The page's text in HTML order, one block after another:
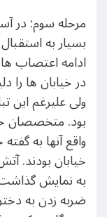
بسیار به
ادامه اعتصاب
در خیابان ها
ولی علیرغم این
بود. متخصصان
واقع آنها به
خیابان بودند.
به نمایش
ضربه زدن به